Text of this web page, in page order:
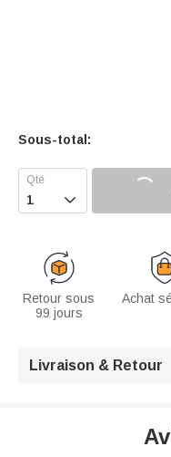
Sous-total:

Retour sous
99 jours
Achat
Livraison & Retour